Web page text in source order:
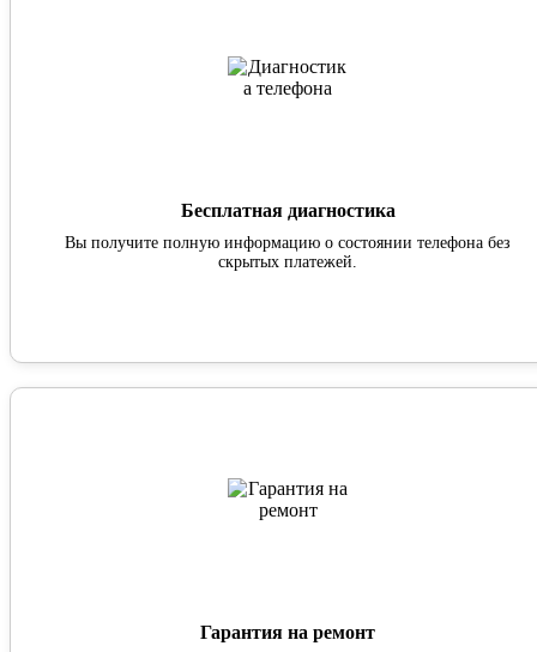
Бесплатная диагностика
Вы получите полную информацию о состоянии телефона без
скрытых платежей.
Гарантия на ремонт